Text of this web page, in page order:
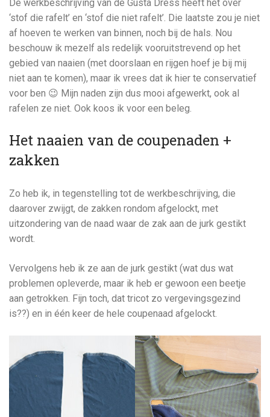
De werkbeschrijving van de Gusta Dress heeft het over
‘stof die rafelt’ en ‘stof die niet rafelt’. Die laatste zou je niet
af hoeven te werken van binnen, noch bij de hals. Nou
beschouw ik mezelf als redelijk vooruitstrevend op het
gebied van naaien (met doorslaan en rijgen hoef je bij mij
niet aan te komen), maar ik vrees dat ik hier te conservatief
voor ben 😉 Mijn naden zijn dus mooi afgewerkt, ook al
rafelen ze niet. Ook koos ik voor een beleg.
Het naaien van de coupenaden +
zakken
Zo heb ik, in tegenstelling tot de werkbeschrijving, die
daarover zwijgt, de zakken rondom afgelockt, met
uitzondering van de naad waar de zak aan de jurk gestikt
wordt.
Vervolgens heb ik ze aan de jurk gestikt (wat dus wat
problemen opleverde, maar ik heb er gewoon een beetje
aan getrokken. Fijn toch, dat tricot zo vergevingsgezind
is??) en in één keer de hele coupenaad afgelockt.